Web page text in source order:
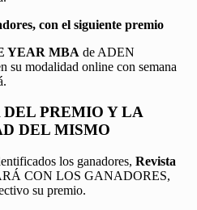
con el siguiente premio
YEAR MBA de ADEN
su modalidad online con semana
PREMIO Y LA
DEL MISMO
los ganadores, Revista
CON LOS GANADORES,
su premio.